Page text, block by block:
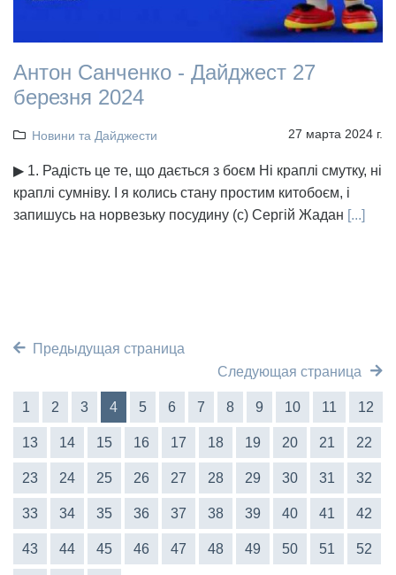
Антон Санченко - Дайджест 27
березня 2024
Новини та Дайджести 27 марта 2024 г.
▶ 1. Радість це те, що дається з боєм Ні краплі смутку, ні
краплі сумніву. І я колись стану простим китобоєм, і
запишусь на норвезьку посудину (с) Сергій Жадан [...]
Предыдущая страница
Следующая страница
1 2 3 4 5 6 7 8 9 10 11 12
13 14 15 16 17 18 19 20 21 22
23 24 25 26 27 28 29 30 31 32
33 34 35 36 37 38 39 40 41 42
43 44 45 46 47 48 49 50 51 52